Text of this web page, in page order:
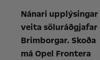
Nánari upplýsingar
veita söluráðgjafar
Brimborgar. Skoða
má Opel Frontera